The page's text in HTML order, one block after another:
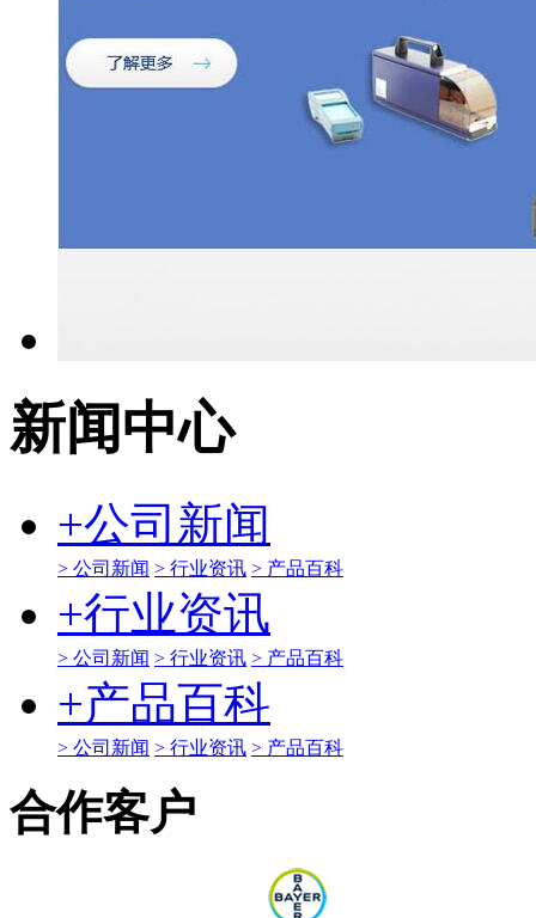
新闻中心
+公司新闻
> 公司新闻 > 行业资讯 > 产品百科
+行业资讯
> 公司新闻 > 行业资讯 > 产品百科
+产品百科
> 公司新闻 > 行业资讯 > 产品百科
合作客户